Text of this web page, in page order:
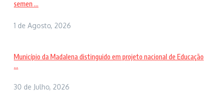
semen ...
1 de Agosto, 2026
Município da Madalena distinguido em projeto nacional de Educação
...
30 de Julho, 2026